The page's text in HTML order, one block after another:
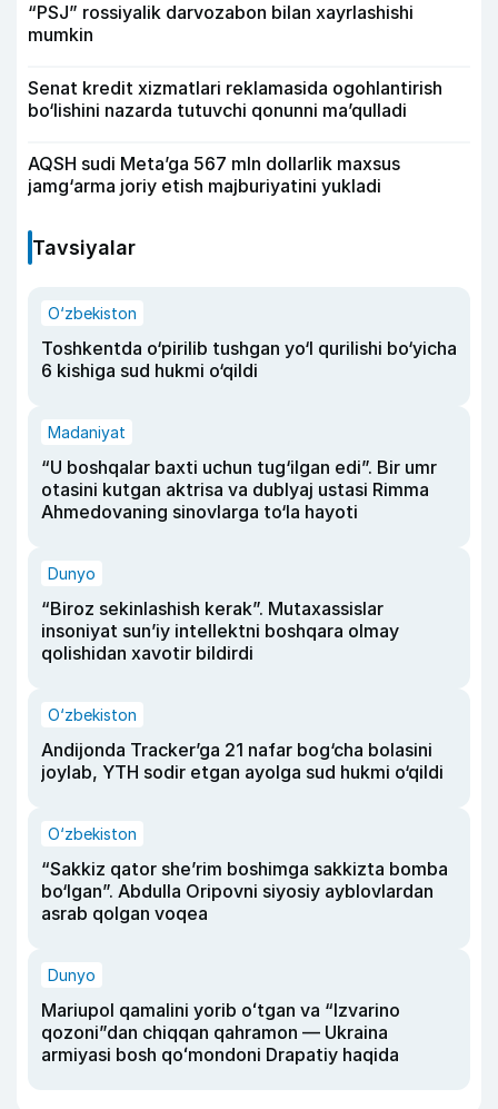
“PSJ” rossiyalik darvozabon bilan xayrlashishi
mumkin
Senat kredit xizmatlari reklamasida ogohlantirish
bo‘lishini nazarda tutuvchi qonunni ma’qulladi
AQSH sudi Meta’ga 567 mln dollarlik maxsus
jamg‘arma joriy etish majburiyatini yukladi
Tavsiyalar
O‘zbekiston
Toshkentda o‘pirilib tushgan yo‘l qurilishi bo‘yicha
6 kishiga sud hukmi o‘qildi
Madaniyat
“U boshqalar baxti uchun tug‘ilgan edi”. Bir umr
otasini kutgan aktrisa va dublyaj ustasi Rimma
Ahmedovaning sinovlarga to‘la hayoti
Dunyo
“Biroz sekinlashish kerak”. Mutaxassislar
insoniyat sun’iy intellektni boshqara olmay
qolishidan xavotir bildirdi
O‘zbekiston
Andijonda Tracker’ga 21 nafar bog‘cha bolasini
joylab, YTH sodir etgan ayolga sud hukmi o‘qildi
O‘zbekiston
“Sakkiz qator she’rim boshimga sakkizta bomba
bo‘lgan”. Abdulla Oripovni siyosiy ayblovlardan
asrab qolgan voqea
Dunyo
Mariupol qamalini yorib oʻtgan va “Izvarino
qozoni”dan chiqqan qahramon — Ukraina
armiyasi bosh qoʻmondoni Drapatiy haqida